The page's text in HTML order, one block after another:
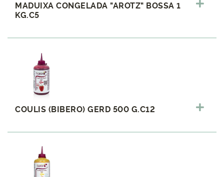
MADUIXA CONGELADA "AROTZ" BOSSA 1
KG.C5
COULIS (BIBERO) GERD 500 G.C12